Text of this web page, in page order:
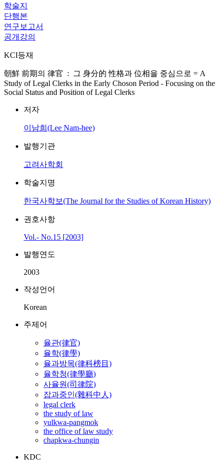
학술지
단행본
연구보고서
공개강의
KCI등재
朝鮮 前期의 律官 : 그 身分的 性格과 位相을 중심으로 = A
Study of Legal Clerks in the Early Choson Period - Focusing on the
Social Status and Position of Legal Clerks
저자
이남희(Lee Nam-hee)
발행기관
고려사학회
학술지명
한국사학보(The Journal for the Studies of Korean History)
권호사항
Vol.- No.15 [2003]
발행연도
2003
작성언어
Korean
주제어
율관(律官)
율학(律學)
율과방목(律科榜目)
율학청(律學廳)
사율원(司律院)
잡과중인(雜科中人)
legal clerk
the study of law
yulkwa-pangmok
the office of law study
chapkwa-chungin
KDC